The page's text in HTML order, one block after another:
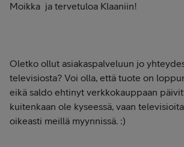
Moikka ja tervetuloa Klaaniin!
Oletko ollut asiakaspalveluun jo
televisiosta? Voi olla, että tuote on
eikä saldo ehtinyt verkkokauppaan
kuitenkaan ole kyseessä, vaan
oikeasti meillä myynnissä. :)